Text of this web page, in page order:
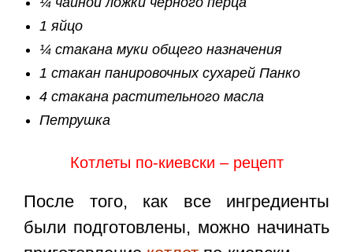
1 яйцо
¼ стакана муки общего назначения
1 стакан панировочных сухарей Панко
4 стакана растительного масла
Петрушка
Котлеты по-киевски – рецепт
После того, как все ингредиенты
были подготовлены, можно начинать